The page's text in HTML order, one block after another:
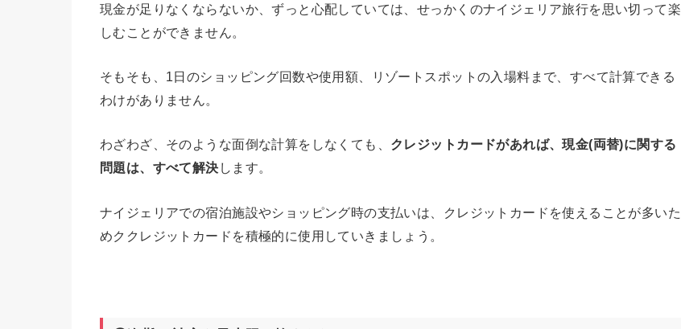
現金が足りなくならないか、ずっと心配していては、せっかくのナイジェリア旅行を思い切って楽
しむことができません。
そもそも、1日のショッピング回数や使用額、リゾートスポットの入場料まで、すべて計算できる
わけがありません。
わざわざ、そのような面倒な計算をしなくても、 クレジットカードがあれば、現金(両替)に関する
問題は、すべて解決 します。
ナイジェリアでの宿泊施設やショッピング時の支払いは、クレジットカードを使えることが多いた
めククレジットカードを積極的に使用していきましょう。